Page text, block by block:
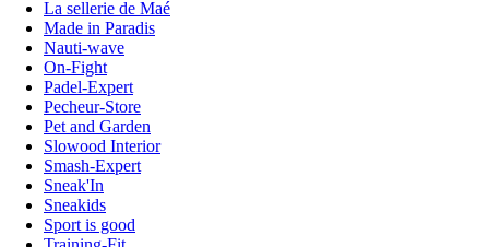
La sellerie de Maé
Made in Paradis
Nauti-wave
On-Fight
Padel-Expert
Pecheur-Store
Pet and Garden
Slowood Interior
Smash-Expert
Sneak'In
Sneakids
Sport is good